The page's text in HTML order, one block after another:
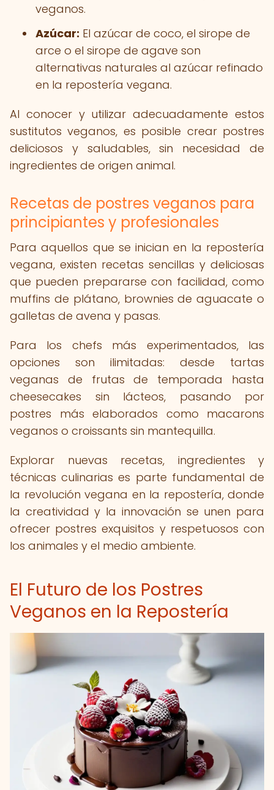
veganos.
Azúcar: El azúcar de coco, el sirope de
arce o el sirope de agave son
alternativas naturales al azúcar refinado
en la repostería vegana.
Al conocer y utilizar adecuadamente estos
sustitutos veganos, es posible crear postres
deliciosos y saludables, sin necesidad de
ingredientes de origen animal.
Recetas de postres veganos para
principiantes y profesionales
Para aquellos que se inician en la repostería
vegana, existen recetas sencillas y deliciosas
que pueden prepararse con facilidad, como
muffins de plátano, brownies de aguacate o
galletas de avena y pasas.
Para los chefs más experimentados, las
opciones son ilimitadas: desde tartas
veganas de frutas de temporada hasta
cheesecakes sin lácteos, pasando por
postres más elaborados como macarons
veganos o croissants sin mantequilla.
Explorar nuevas recetas, ingredientes y
técnicas culinarias es parte fundamental de
la revolución vegana en la repostería, donde
la creatividad y la innovación se unen para
ofrecer postres exquisitos y respetuosos con
los animales y el medio ambiente.
El Futuro de los Postres
Veganos en la Repostería